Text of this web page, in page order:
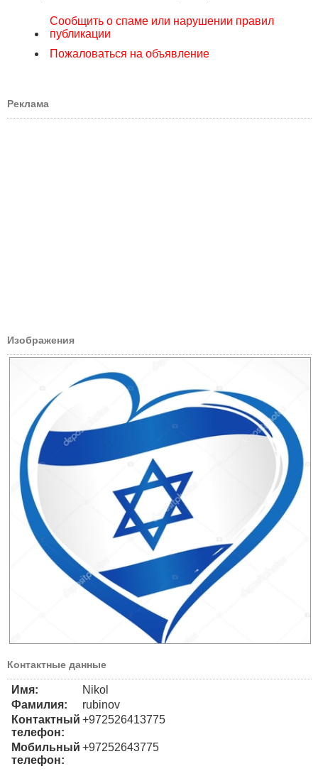
Сообщить о спаме или нарушении правил
публикации
Пожаловаться на объявление
Реклама
Изображения
Контактные данные
Имя:
Nikol
Фамилия:
rubinov
Контактный
телефон:
+972526413775
Мобильный
телефон:
+97252643775